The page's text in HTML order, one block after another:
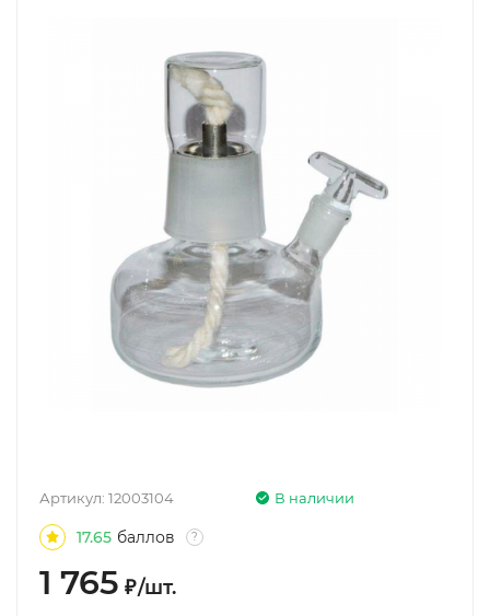
В наличии
Артикул: 12003104
17.65 баллов ?
1 765 ₽/шт.